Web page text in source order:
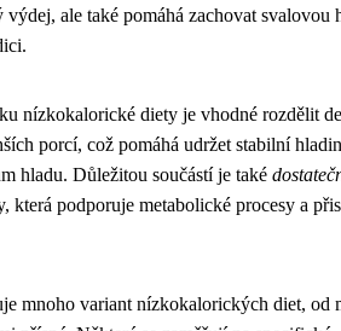
ale také pomáhá zachovat svalovou
nízkokalorické diety je vhodné rozdělit
porcí, což pomáhá udržet stabilní
hladu. Důležitou součástí je také
která podporuje metabolické procesy a
mnoho variant nízkokalorických diet, od